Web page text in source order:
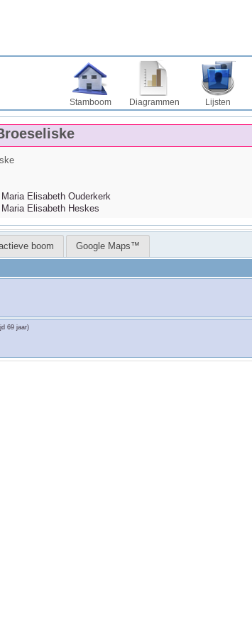
Stamboom Diagrammen Lijsten
Maria Elisabeth Ouderkerk
Maria Elisabeth Heskes
boom Google Maps™
69 jaar)